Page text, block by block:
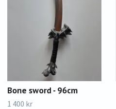
Bone sword - 96cm
1 400 kr